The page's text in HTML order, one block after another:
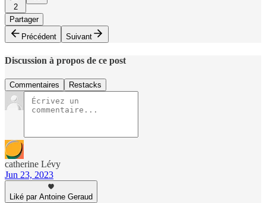
2
Partager
Précédent
Suivant
Discussion à propos de ce post
Commentaires Restacks
catherine Lévy
Jun 23, 2023
Liké par Antoine Geraud